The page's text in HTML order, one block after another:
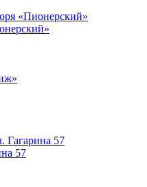
57